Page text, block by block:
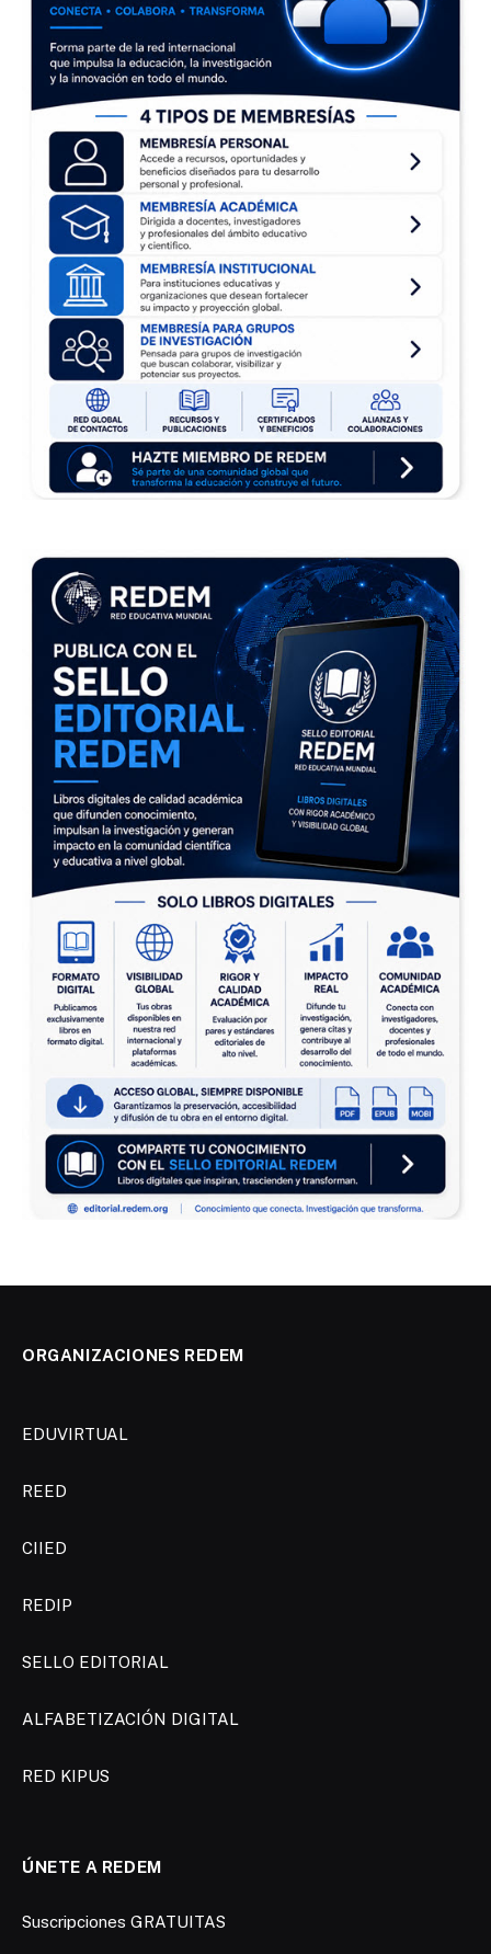
ORGANIZACIONES REDEM
EDUVIRTUAL
REED
CIIED
REDIP
SELLO EDITORIAL
ALFABETIZACIÓN DIGITAL
RED KIPUS
ÚNETE A REDEM
Suscripciones GRATUITAS